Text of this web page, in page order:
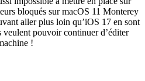
bloqués sur macOS 11 Monterey
aller plus loin qu’iOS 17 en sont
veulent pouvoir continuer d’éditer
!